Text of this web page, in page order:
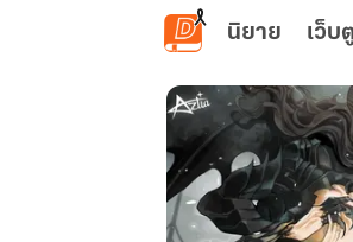
ข้ามไปยังเนื้อหาหลัก
นิยาย เว็บ